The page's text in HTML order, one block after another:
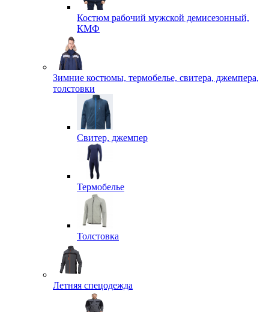
Костюм рабочий мужской демисезонный,
КМФ
Зимние костюмы, термобелье, свитера, джемпера,
толстовки
Свитер, джемпер
Термобелье
Толстовка
Летняя спецодежда